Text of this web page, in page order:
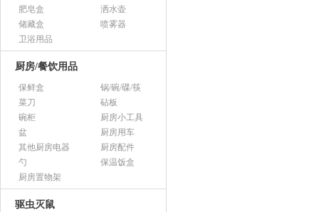
肥皂盒
洒水壶
储藏盒
喷雾器
卫浴用品
厨房/餐饮用品
保鲜盒
锅/碗/碟/筷
菜刀
砧板
碗柜
厨房小工具
盆
厨房用车
其他厨房电器
厨房配件
勺
保温饭盒
厨房置物架
驱虫灭鼠